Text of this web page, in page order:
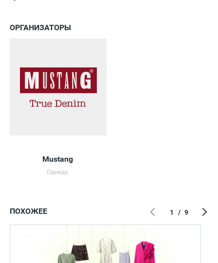
ОРГАНИЗАТОРЫ
Mustang
Одежда
ПОХОЖЕЕ 1 / 9